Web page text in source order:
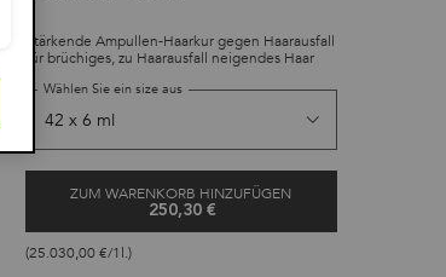
Stärkende Ampullen-Haarkur gegen Haarausfall
für brüchiges, zu Haarausfall neigendes Haar
Wählen Sie ein size aus
ZUM WARENKORB HINZUFÜGEN
250,30 €
(25.030,00 €/1l.)